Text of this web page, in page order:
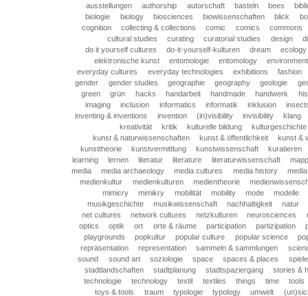
ausstellungen
authorship autorschaft basteln bees
biologie
biology biosciences biowissenschaften blick
cognition
collecting & collections comic comics
commons
cultural studies
curating curatorial studies design
do it yourself cultures
do-it-yourself-kulturen dream
ecology
elektronische kunst
entomologie entomology
environment
everyday cultures
everyday technologies exhibitions
fashion
gender
gender studies geographie geography geologie
green
grün hacks handarbeit handmade handwerk
imaging
inclusion informatics informatik inklusion
inventing & inventions
invention (in)visibility invisibility
klang
kreativität
kritik kulturelle bildung
kulturgeschichte
kunst & naturwissenschaften
kunst & öffentlichkeit
kunst &
kunsttheorie
kunstvermittlung kunstwissenschaft
kuratieren
learning
lernen literatur literature literaturwissenschaft
media
media archaeology media cultures media history
medienkultur
medienkulturen medientheorie
mimicry
mimikry mobilität mobility mode
modelle
musikgeschichte
musikwissenschaft nachhaltigkeit
natur
net cultures
network cultures netzkulturen neurosciences
optics
optik ort orte & räume participation partizipation
playgrounds
popkultur popular culture popular science
repräsentation
representation sammeln & sammlungen
sound
sound art soziologie space spaces & places
stadtlandschaften
stadtplanung stadtspaziergang
stories &
technologie
technology textil textiles things time
tools
toys & tools
traum typologie typology umwelt